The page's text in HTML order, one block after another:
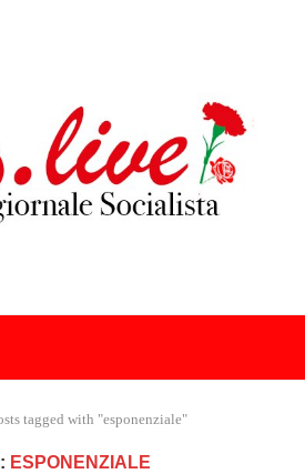
tagged with "esponenziale"
ESPONENZIALE